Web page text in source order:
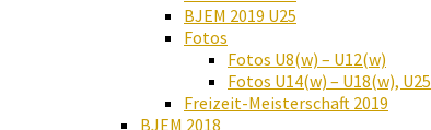
BJEM 2019 U25
Fotos
Fotos U8(w) – U12(w)
Fotos U14(w) – U18(w), U25
Freizeit-Meisterschaft 2019
BJEM 2018